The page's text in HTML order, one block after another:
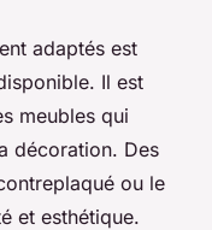
adaptés est
Il est
meubles qui
décoration. Des
ou le
et esthétique.